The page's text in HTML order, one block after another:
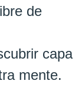
de
capa
mente.